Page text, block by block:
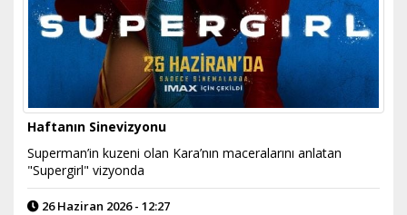
Haftanın Sinevizyonu
Superman’in kuzeni olan Kara’nın maceralarını anlatan
"Supergirl" vizyonda
26 Haziran 2026 - 12:27